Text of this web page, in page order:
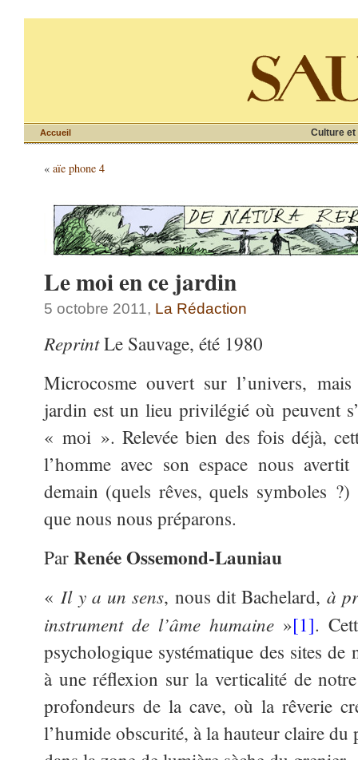
Culture et
Accueil
« aïe phone 4
Le moi en ce jardin
5 octobre 2011, La Rédaction
ReprintLe Sauvage, été 1980
Microcosme ouvert sur l’univers,
jardin est un lieu privilégié où peuvent
« moi ». Relevée bien des fois déjà,
l’homme avec son espace nous
demain (quels rêves, quels symboles ?)
que nous nous préparons.
ParRenée Ossemond-Launiau
«Il y a un sens, nous dit Bachelard, à
instrument de l’âme humaine »[1].
psychologique systématique des sites
à uneréflexion sur la verticalité de
profondeurs de la cave, où la rêverie
l’humide obscurité, à la hauteur claire